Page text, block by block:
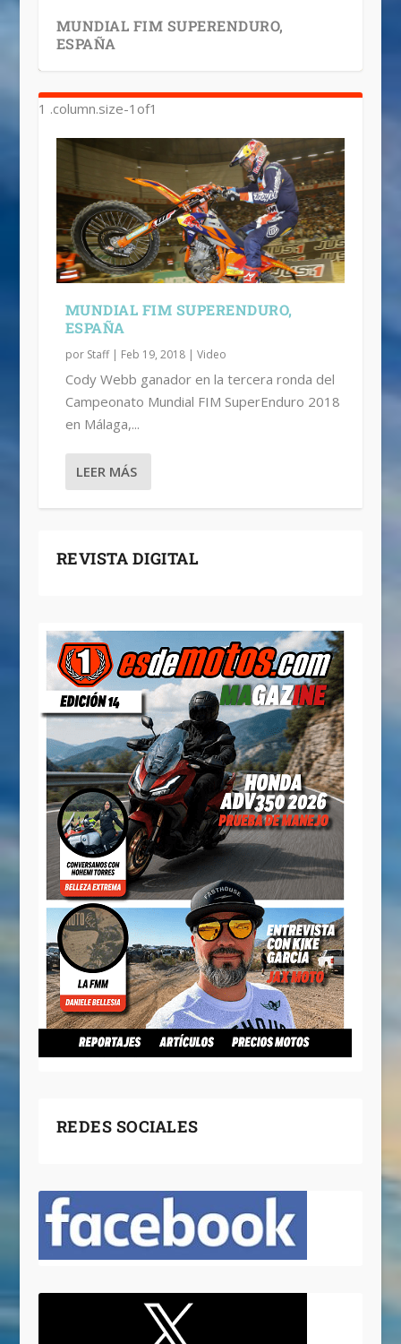
MUNDIAL FIM SUPERENDURO,
ESPAÑA
MUNDIAL FIM SUPERENDURO,
ESPAÑA
por Staff| Feb 19, 2018| Video
Cody Webb ganador en la tercera ronda del
Campeonato Mundial FIM SuperEnduro 2018
en Málaga,...
LEER MÁS
REVISTA DIGITAL
REDES SOCIALES